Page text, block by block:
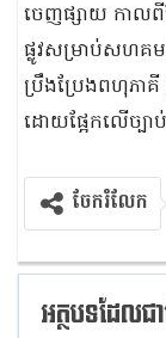
ចេញផ្សាយ កាលពី
ផ្លូវសម្រាប់សហគម
ប្រឹងប្រែងពហុភាគី
ដោយផ្អែកលើច្បា
ចែករំលែក
អត្ថបទដែលជ